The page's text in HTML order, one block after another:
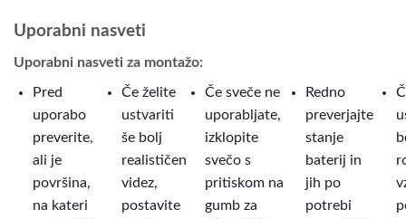
Uporabni nasveti
Uporabni nasveti za montažo:
Pred
uporabo
preverite,
ali je
površina,
na kateri
Če želite
ustvariti
še bolj
realističen
videz,
postavite
Če sveče ne
uporabljate,
izklopite
svečo s
pritiskom na
gumb za
Redno
preverjajte
stanje
baterij in
jih po
potrebi